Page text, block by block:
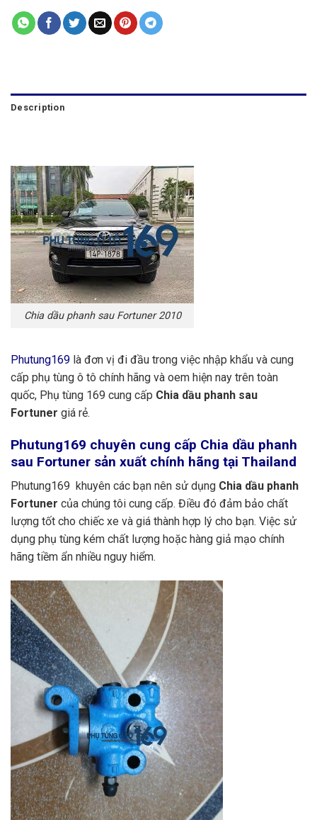
Description
Chia dầu phanh sau Fortuner 2010
Phutung169 là đơn vị đi đầu trong việc nhập khẩu và cung
cấp phụ tùng ô tô chính hãng và oem hiện nay trên toàn
quốc, Phụ tùng 169 cung cấp Chia dầu phanh sau
Fortuner giá rẻ.
Phutung169 chuyên cung cấp Chia dầu phanh
sau Fortuner sản xuất chính hãng tại Thailand
Phutung169 khuyên các bạn nên sử dụng Chia dầu phanh
Fortuner của chúng tôi cung cấp. Điều đó đảm bảo chất
lượng tốt cho chiếc xe và giá thành hợp lý cho bạn. Việc sử
dụng phụ tùng kém chất lượng hoặc hàng giả mạo chính
hãng tiềm ẩn nhiều nguy hiểm.